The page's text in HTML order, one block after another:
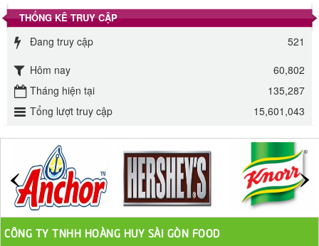
Đường phèn Long An bao 10kg
Đường mía thiên nhiên Biên Hòa gói 1kg
ĐƯỜNG SẠCH CÔ BA BIÊN HÒA 1KG
27.000 VND
Đường cát trắng An Khê bao 50kg
1.100.000 VND
THỐNG KÊ TRUY CẬP
Đang truy cập
521
Hôm nay
60,802
Tháng hiện tại
135,287
Tổng lượt truy cập
15,601,043
CÔNG TY TNHH HOÀNG HUY SÀI GÒN FOOD